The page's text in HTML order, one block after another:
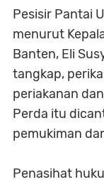
Pesisir Pantai
menurut
Banten, Eli
tangkap,
periakanan
Perda itu
pemukiman
Penasihat